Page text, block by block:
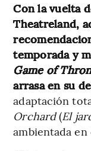
Con la vuelta
Theatreland,
temporada y
Game of
arrasa en su
adaptación
Orchard(El
ambientada en